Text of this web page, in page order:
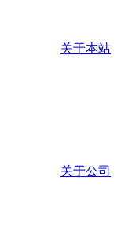
关于本站
关于公司